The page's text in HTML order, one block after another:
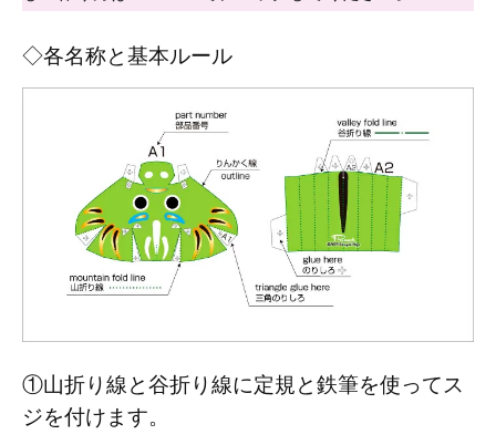
◇各名称と基本ルール
①山折り線と谷折り線に定規と鉄筆を使ってス
ジを付けます。